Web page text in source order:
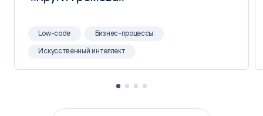
Low-code Бизнес-процессы
Искусственный интеллект